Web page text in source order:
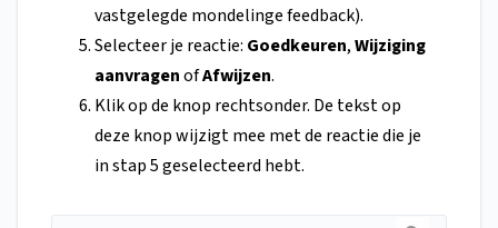
vastgelegde mondelinge feedback).
Selecteer je reactie: Goedkeuren,Wijziging
aanvragenofAfwijzen.
Klik op de knop rechtsonder. De tekst op
deze knop wijzigt mee met de reactie die je
in stap 5 geselecteerd hebt.